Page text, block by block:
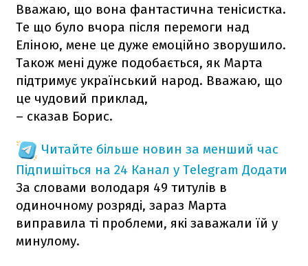
Вважаю, що вона фантастична тенісистка.
Те що було вчора після перемоги над
Еліною, мене це дуже емоційно зворушило.
Також мені дуже подобається, як Марта
підтримує український народ. Вважаю, що
це чудовий приклад,
– сказав Борис.
Читайте більше новин за менший час
Підпишіться на 24 Канал у Telegram Додати
За словами володаря 49 титулів в
одиночному розряді, зараз Марта
виправила ті проблеми, які заважали їй у
минулому.